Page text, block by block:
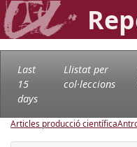
Last
15
days
Llistat per
col·leccions
Articles producció científica